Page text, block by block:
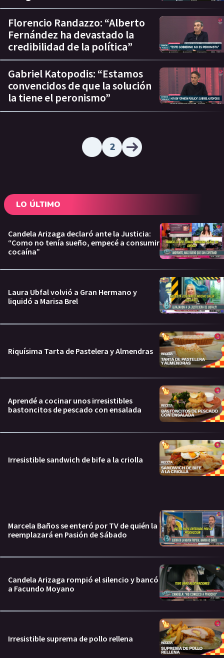
Florencio Randazzo: “Alberto
Fernández ha devastado la
credibilidad de la política”
Gabriel Katopodis: “Estamos
convencidos de que la solución
la tiene el peronismo”
2
LO ÚLTIMO
Candela Arizaga declaró ante la Justicia:
“Como no tenía sueño, empecé a consumir
cocaína”
Laura Ubfal volvió a Gran Hermano y
liquidó a Marisa Brel
Riquísima Tarta de Pastelera y Almendras
Aprendé a cocinar unos irresistibles
bastoncitos de pescado con ensalada
Irresistible sandwich de bife a la criolla
Marcela Baños se enteró por TV de quién la
reemplazará en Pasión de Sábado
Candela Arizaga rompió el silencio y bancó
a Facundo Moyano
Irresistible suprema de pollo rellena